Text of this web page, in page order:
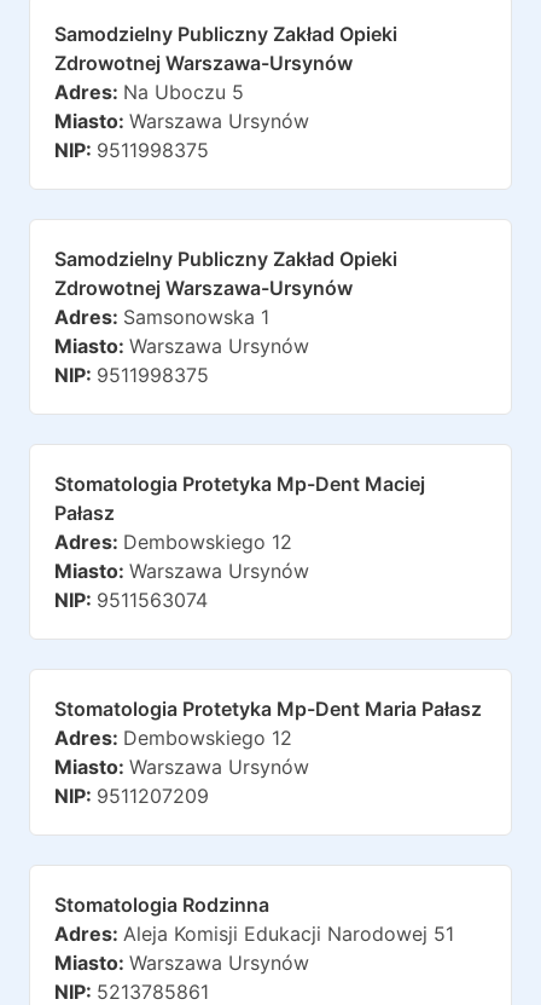
Samodzielny Publiczny Zakład Opieki
Zdrowotnej Warszawa-Ursynów
Adres: Na Uboczu 5
Miasto: Warszawa Ursynów
NIP: 9511998375
Samodzielny Publiczny Zakład Opieki
Zdrowotnej Warszawa-Ursynów
Adres: Samsonowska 1
Miasto: Warszawa Ursynów
NIP: 9511998375
Stomatologia Protetyka Mp-Dent Maciej
Pałasz
Adres: Dembowskiego 12
Miasto: Warszawa Ursynów
NIP: 9511563074
Stomatologia Protetyka Mp-Dent Maria Pałasz
Adres: Dembowskiego 12
Miasto: Warszawa Ursynów
NIP: 9511207209
Stomatologia Rodzinna
Adres: Aleja Komisji Edukacji Narodowej 51
Miasto: Warszawa Ursynów
NIP: 5213785861